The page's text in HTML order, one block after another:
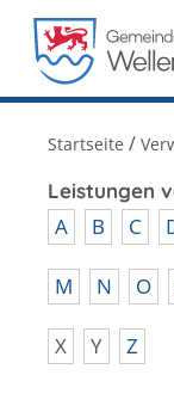
Startseite /
Leistungen
A B C
M N O
X Y Z